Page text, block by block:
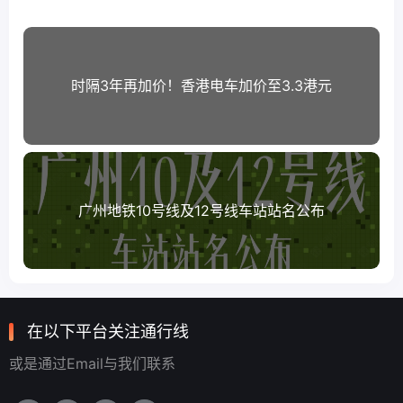
时隔3年再加价！香港电车加价至3.3港元
广州地铁10号线及12号线车站站名公布
在以下平台关注通行线
或是通过Email与我们联系